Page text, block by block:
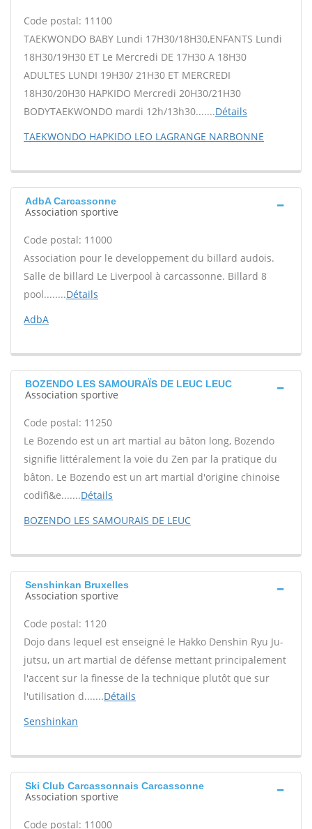
Code postal: 11100
TAEKWONDO BABY Lundi 17H30/18H30,ENFANTS Lundi
18H30/19H30 ET Le Mercredi DE 17H30 A 18H30
ADULTES LUNDI 19H30/ 21H30 ET MERCREDI
18H30/20H30 HAPKIDO Mercredi 20H30/21H30
BODYTAEKWONDO mardi 12h/13h30.......Détails
TAEKWONDO HAPKIDO LEO LAGRANGE NARBONNE
AdbA Carcassonne
Association sportive
Code postal: 11000
Association pour le developpement du billard audois.
Salle de billard Le Liverpool à carcassonne. Billard 8
pool........Détails
AdbA
BOZENDO LES SAMOURAÏS DE LEUC LEUC
Association sportive
Code postal: 11250
Le Bozendo est un art martial au bâton long, Bozendo
signifie littéralement la voie du Zen par la pratique du
bâton. Le Bozendo est un art martial d'origine chinoise
codifi&e.......Détails
BOZENDO LES SAMOURAÏS DE LEUC
Senshinkan Bruxelles
Association sportive
Code postal: 1120
Dojo dans lequel est enseigné le Hakko Denshin Ryu Ju-
jutsu, un art martial de défense mettant principalement
l'accent sur la finesse de la technique plutôt que sur
l'utilisation d.......Détails
Senshinkan
Ski Club Carcassonnais Carcassonne
Association sportive
Code postal: 11000